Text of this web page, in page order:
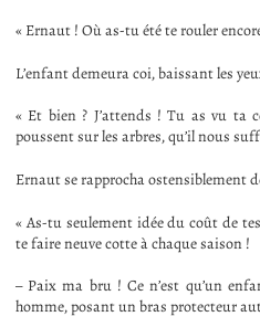
« Ernaut ! Où as-tu été te rouler
L’enfant demeura coi, baissant les
« Et bien ? J’attends ! Tu as vu ta
poussent sur les arbres, qu’il nous
Ernaut se rapprocha ostensiblement
« As-tu seulement idée du coût de
te faire neuve cotte à chaque saison !
– Paix ma bru ! Ce n’est qu’un
homme, posant un bras protecteur